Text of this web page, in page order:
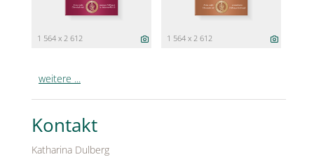
1 564 x 2 612 1 564 x 2 612
weitere ...
Kontakt
Katharina Dulberg